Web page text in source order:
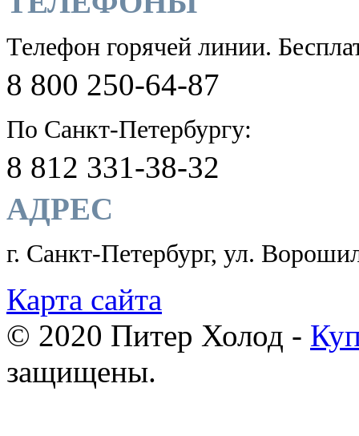
Телефон горячей линии.
8 800 250-64-87
По Санкт-Петербургу:
8 812 331-38-32
АДРЕС
г. Санкт-Петербург, ул.
Карта сайта
© 2020 Питер Холод -
защищены.